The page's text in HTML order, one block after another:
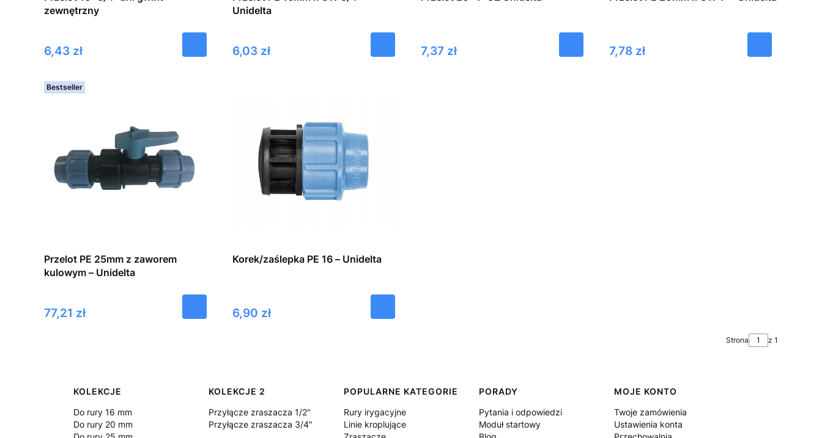
zewnętrzny
Cena
6,43 zł
Unidelta
Cena
6,03 zł Cena
7,37 zł Cena
7,78 zł
Bestseller
Przelot PE 25mm z zaworem
kulowym – Unidelta
Cena
77,21 zł
Korek/zaślepka PE 16 – Unidelta
Cena
6,90 zł
Strona z 1
Linki w stopce
KOLEKCJE
Do rury 16 mm
Do rury 20 mm
KOLEKCJE 2
Przyłącze zraszacza 1/2"
Przyłącze zraszacza 3/4"
POPULARNE KATEGORIE
Rury irygacyjne
Linie kroplujące
PORADY
Pytania i odpowiedzi
Moduł startowy
MOJE KONTO
Twoje zamówienia
Ustawienia konta